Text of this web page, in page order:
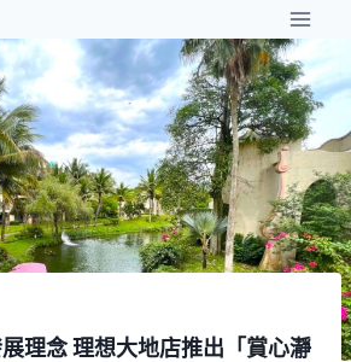
理念 理想大地店推出「賞心瀞